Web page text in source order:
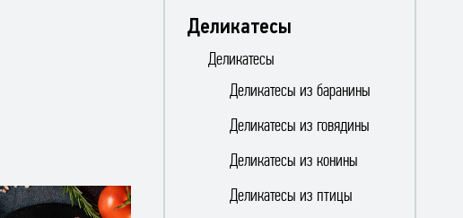
Деликатесы
Деликатесы
Деликатесы из баранины
Деликатесы из говядины
Деликатесы из конины
Деликатесы из птицы